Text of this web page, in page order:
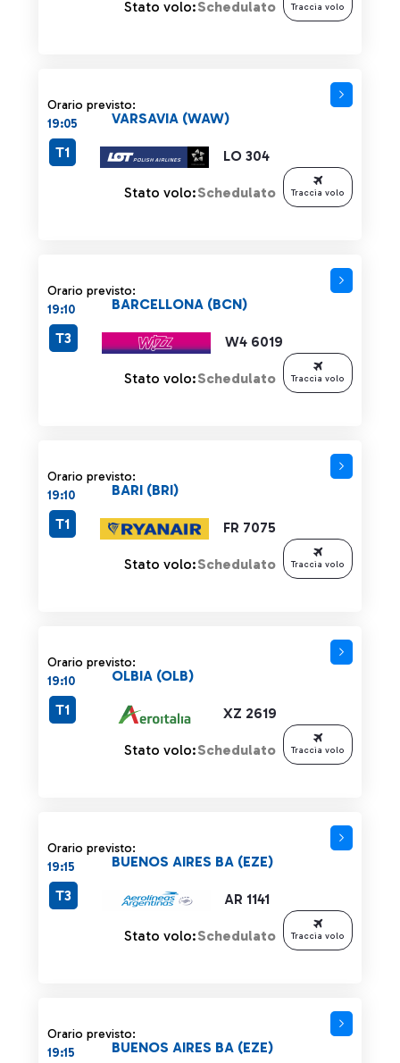
Stato volo:Schedulato Traccia volo
Orario previsto:
19:05
LO 304
VARSAVIA (WAW)
T1
Stato volo:Schedulato Traccia volo
Orario previsto:
19:10
W4 6019
BARCELLONA (BCN)
T3
Stato volo:Schedulato Traccia volo
Orario previsto:
19:10
FR 7075
BARI (BRI)
T1
Stato volo:Schedulato Traccia volo
Orario previsto:
19:10
XZ 2619
OLBIA (OLB)
T1
Stato volo:Schedulato Traccia volo
Orario previsto:
19:15
AR 1141
BUENOS AIRES BA (EZE)
T3
Stato volo:Schedulato Traccia volo
Orario previsto:
19:15
BUENOS AIRES BA (EZE)